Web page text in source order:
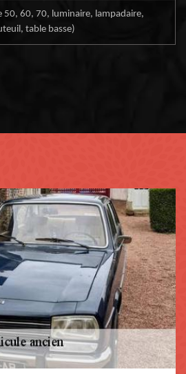
50, 60, 70, luminaire, lampadaire,
table basse)